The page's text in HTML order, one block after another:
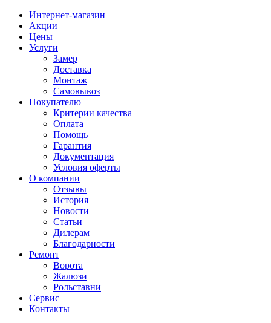
Интернет-магазин
Акции
Цены
Услуги
Замер
Доставка
Монтаж
Самовывоз
Покупателю
Критерии качества
Оплата
Помощь
Гарантия
Документация
Условия оферты
О компании
Отзывы
История
Новости
Статьи
Дилерам
Благодарности
Ремонт
Ворота
Жалюзи
Рольставни
Сервис
Контакты